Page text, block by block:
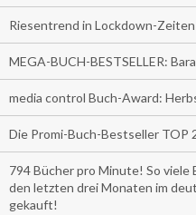
Riesentrend in Lockdown-Zeiten
MEGA-BUCH-BESTSELLER:
media control Buch-Award:
Die Promi-Buch-Bestseller TOP
794 Bücher pro Minute! So
den letzten drei Monaten im
gekauft!